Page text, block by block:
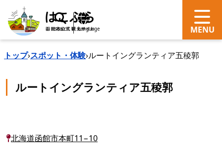
search Language
トップ›スポット・体験›ルートイングランティア五稜郭
ルートイングランティア五稜郭
北海道函館市本町11−10